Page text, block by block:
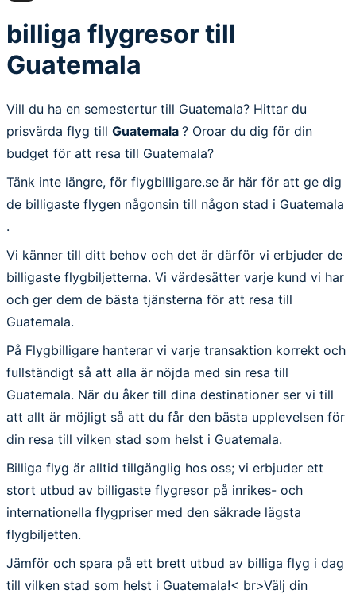
billiga flygresor till
Guatemala
Vill du ha en semestertur till Guatemala? Hittar du
prisvärda flyg till Guatemala ? Oroar du dig för din
budget för att resa till Guatemala?
Tänk inte längre, för flygbilligare.se är här för att ge dig
de billigaste flygen någonsin till någon stad i Guatemala
.
Vi känner till ditt behov och det är därför vi erbjuder de
billigaste flygbiljetterna. Vi värdesätter varje kund vi har
och ger dem de bästa tjänsterna för att resa till
Guatemala.
På Flygbilligare hanterar vi varje transaktion korrekt och
fullständigt så att alla är nöjda med sin resa till
Guatemala. När du åker till dina destinationer ser vi till
att allt är möjligt så att du får den bästa upplevelsen för
din resa till vilken stad som helst i Guatemala.
Billiga flyg är alltid tillgänglig hos oss; vi erbjuder ett
stort utbud av billigaste flygresor på inrikes- och
internationella flygpriser med den säkrade lägsta
flygbiljetten.
Jämför och spara på ett brett utbud av billiga flyg i dag
till vilken stad som helst i Guatemala!< br>Välj din